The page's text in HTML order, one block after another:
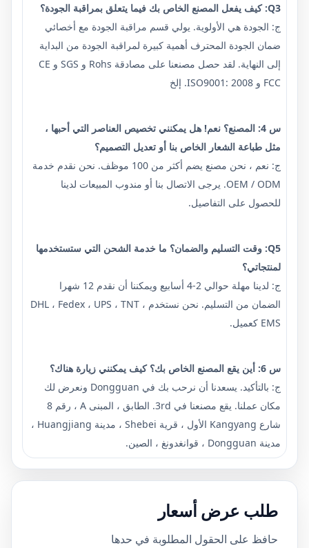
Q3: كيف يفعل المصنع الخاص بك فيما يتعلق بمراقبة الجودة؟
ج: الجودة هي الأولوية. يولي قسم مراقبة الجودة مع أخصائي
ضمان الجودة المحترف أهمية كبيرة لمراقبة الجودة من البداية
إلى النهاية. لقد حصل مصنعنا على مصادقة Rohs و SGS و CE
FCC و ISO9001: 2008. إلخ
س 4: المصنع؟ نعم! هل يمكنني تخصيص العناصر التي أحبها ،
مثل طباعة الشعار الخاص بنا أو تعديل التصميم؟
ج: نعم ، نحن مصنع يضم أكثر من 100 موظف. نحن نقدم خدمة
OEM / ODM. يرجى الاتصال بنا أو مندوب المبيعات لدينا
للحصول على التفاصيل.
Q5: وقت التسليم والضمان؟ ما خدمة الشحن التي ستستخدمها
لمنتجاتي؟
ج: لدينا مهلة حوالي 2-4 أسابيع ويمكننا أن نقدم 12 شهرا
الضمان من التسليم. نحن نستخدم DHL ، Fedex ، UPS ، TNT ،
EMS كعميل.
س 6: أين يقع المصنع الخاص بك؟ كيف يمكنني زيارة هناك؟
ج: بالتأكيد. يسعدنا أن نرحب بك في Dongguan ونعرض لك
مكان عملنا. يقع مصنعنا في 3rd. الطابق ، المبنى A ، رقم 8
شارع Kangyang الأول ، قرية Shebei ، مدينة Huangjiang ،
مدينة Dongguan ، قوانغدونغ ، الصين.
طلب عرض أسعار
حافظ على الحقول المطلوبة في حدها